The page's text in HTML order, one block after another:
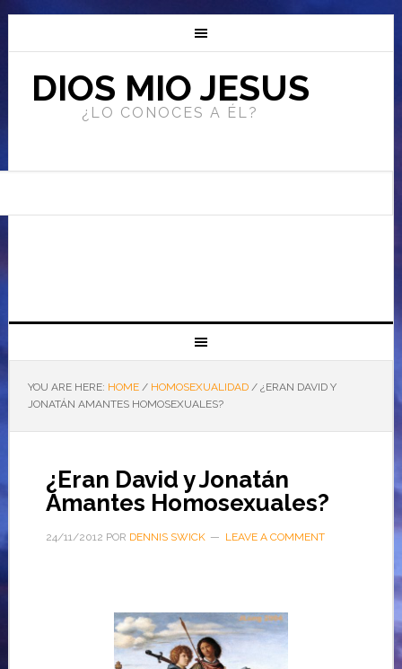
DIOS MIO JESUS
¿LO CONOCES A ÉL?
YOU ARE HERE: HOME / HOMOSEXUALIDAD /¿ERAN DAVID Y
JONATÁN AMANTES HOMOSEXUALES?
¿Eran David y Jonatán
Amantes Homosexuales?
24/11/2012 POR DENNIS SWICK LEAVE A COMMENT